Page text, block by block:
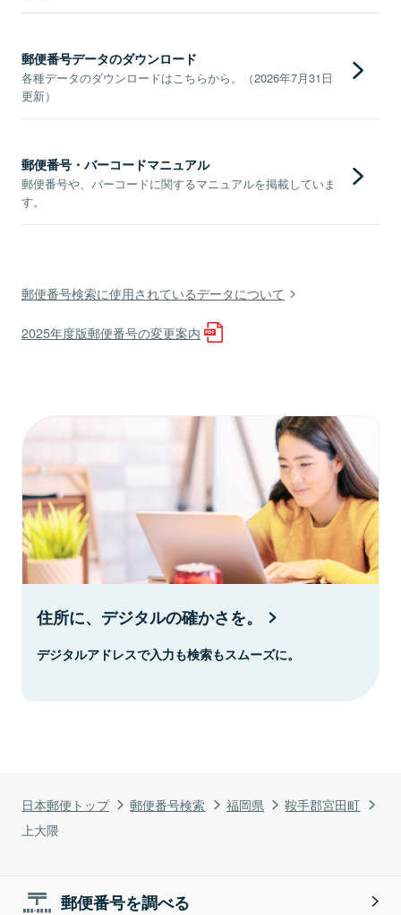
日本郵便トップ 郵便番号検索 福岡県
鞍手郡宮田町
上大隈
郵便番号データのダウンロード
各種データのダウンロードはこちらから。（2026年7月31日
更新）
郵便番号・バーコードマニュアル
郵便番号や、バーコードに関するマニュアルを掲載していま
す。
郵便番号検索に使用されているデータについて
2025年度版郵便番号の変更案内
住所に、デジタルの確かさを。
デジタルアドレスで入力も検索もスムーズに。
郵便番号を調べる